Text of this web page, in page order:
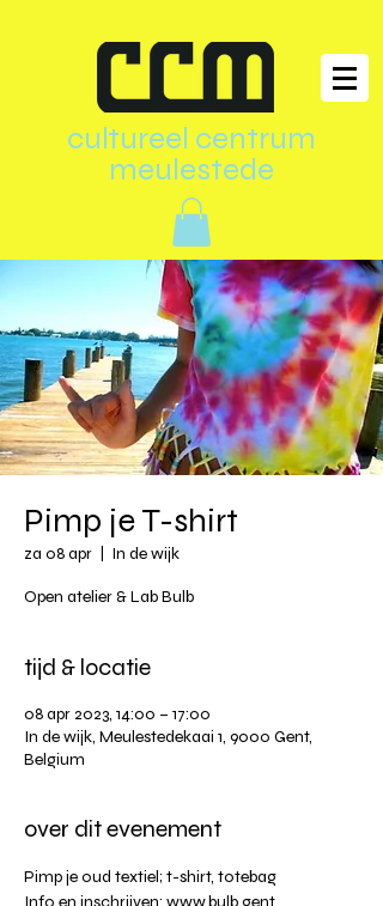
cultureel centrum
meulestede
Pimp je T-shirt
za 08 apr In de wijk
Open atelier & Lab Bulb
tijd & locatie
08 apr 2023, 14:00 – 17:00
In de wijk, Meulestedekaai 1, 9000 Gent,
Belgium
over dit evenement
Pimp je oud textiel; t-shirt, totebag
Info en inschrijven: www.bulb.gent